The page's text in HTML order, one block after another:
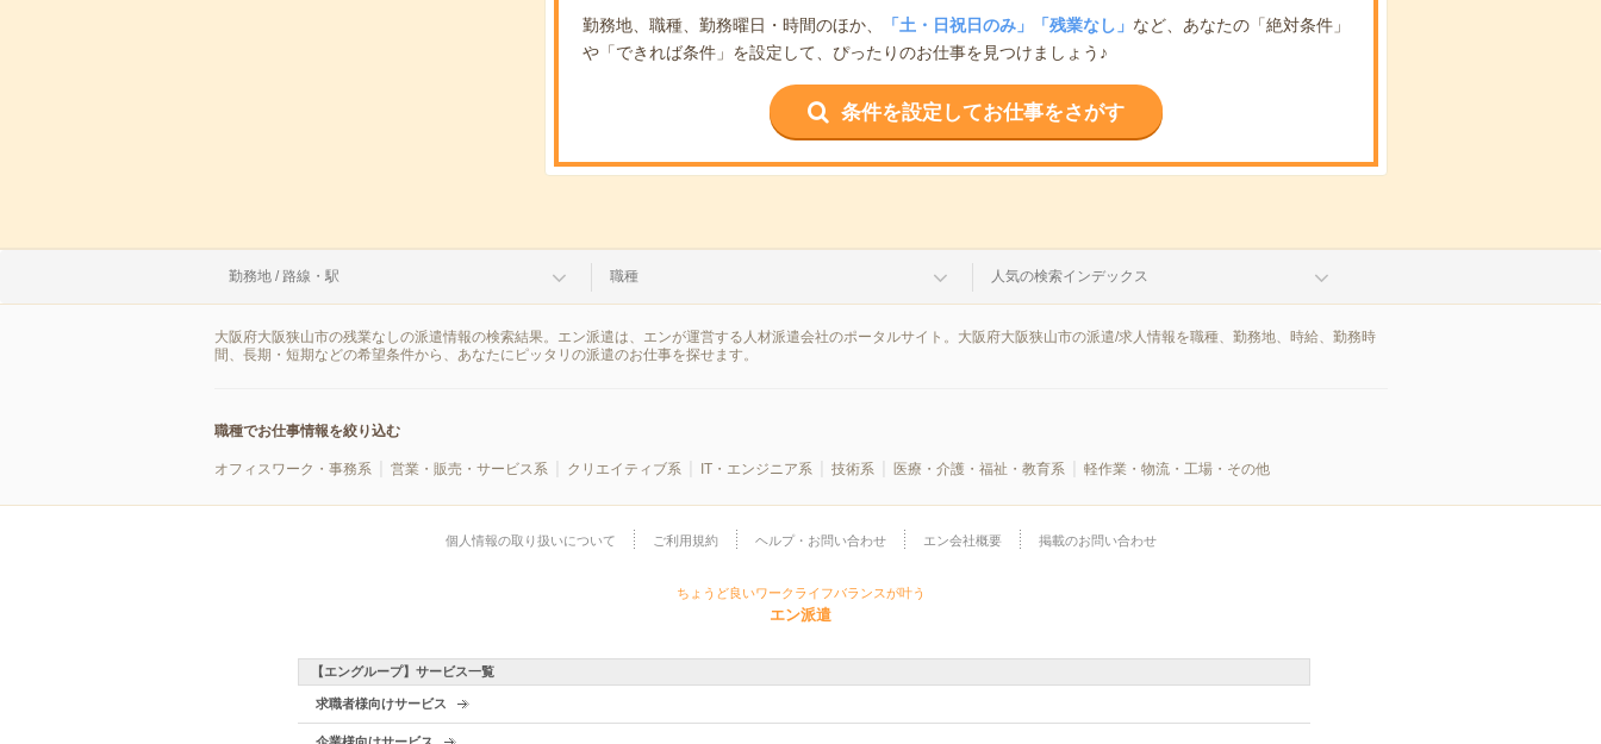
勤務地、職種、勤務曜日・時間のほか、 「土・日祝日のみ」「残業なし」 など、あなたの「絶対条件」
や「できれば条件」を設定して、ぴったりのお仕事を見つけましょう♪
条件を設定してお仕事をさがす
勤務地 / 路線・駅 職種 人気の検索インデックス
大阪府大阪狭山市の残業なしの派遣情報の検索結果。エン派遣は、エンが運営する人材派遣会社のポータルサイト。大阪府大阪狭山市の派遣/求人情報を職種、勤務地、時給、勤務時
間、長期・短期などの希望条件から、あなたにピッタリの派遣のお仕事を探せます。
職種でお仕事情報を絞り込む
オフィスワーク・事務系 営業・販売・サービス系 クリエイティブ系 IT・エンジニア系 技術系 医療・介護・福祉・教育系 軽作業・物流・工場・その他
個人情報の取り扱いについて ご利用規約 ヘルプ・お問い合わせ エン会社概要 掲載のお問い合わせ
ちょうど良いワークライフバランスが叶う
エン派遣
【エングループ】サービス一覧
求職者様向けサービス